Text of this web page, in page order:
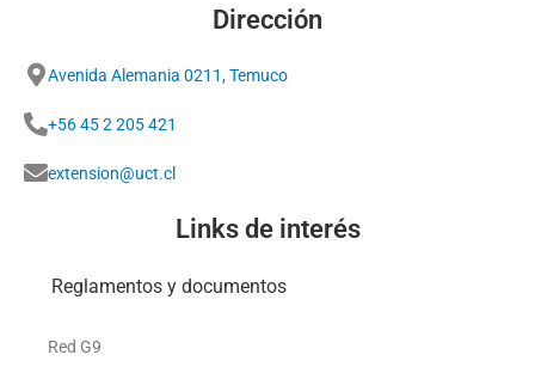
Dirección
Avenida Alemania 0211, Temuco
+56 45 2 205 421
extension@uct.cl
Links de interés
Reglamentos y documentos
Red G9